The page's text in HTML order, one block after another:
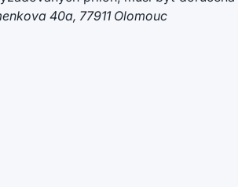
40a, 77911 Olomouc